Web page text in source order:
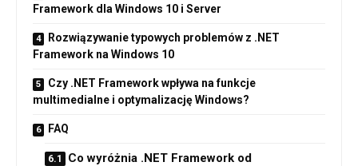
Framework dla Windows 10 i Server
Rozwiązywanie typowych problemów z .NET
Framework na Windows 10
Czy .NET Framework wpływa na funkcje
multimedialne i optymalizację Windows?
FAQ
Co wyróżnia .NET Framework od